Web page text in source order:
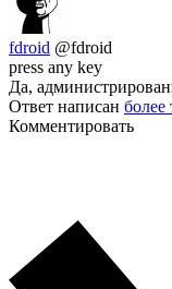
fdroid @fdroid
press any key
Да,
Ответ написан более
Комментировать